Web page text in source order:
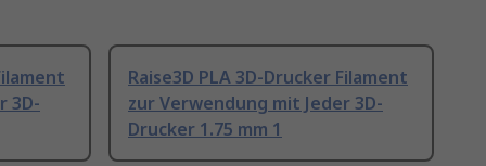
3D-
Raise3D PLA 3D-Drucker Filament
zur Verwendung mit Jeder 3D-
Drucker 1.75 mm 1